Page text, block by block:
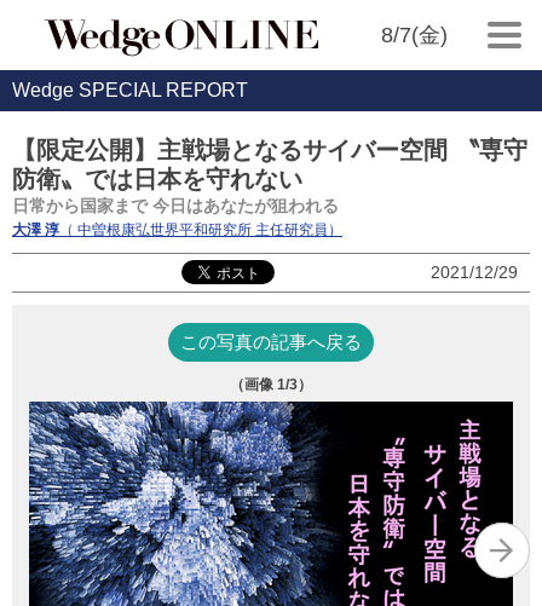
8/7(金)
Wedge SPECIAL REPORT
【限定公開】主戦場となるサイバー空間 〝専守
防衛〟では日本を守れない
日常から国家まで 今日はあなたが狙われる
大澤 淳 （ 中曽根康弘世界平和研究所 主任研究員）
2021/12/29
この写真の記事へ戻る
（画像 1/3）